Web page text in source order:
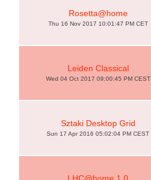
Rosetta@home
Thu 16 Nov 2017 10:01:47 PM CET
Leiden Classical
Wed 04 Oct 2017 09:00:45 PM CEST
Sztaki Desktop Grid
Sun 17 Apr 2016 05:02:04 PM CEST